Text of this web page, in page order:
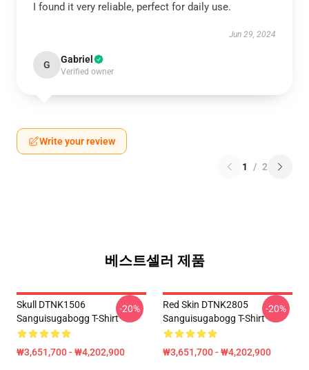
I found it very reliable, perfect for daily use.
Jun 29, 2024
G Gabriel
Verified owner
Write your review
1 / 2
베스트셀러 제품
Skull DTNK1506
Sanguisugabogg T-Shirt
₩3,651,700 - ₩4,202,900
-20%
Red Skin DTNK2805
Sanguisugabogg T-Shirt
₩3,651,700 - ₩4,202,900
-20%